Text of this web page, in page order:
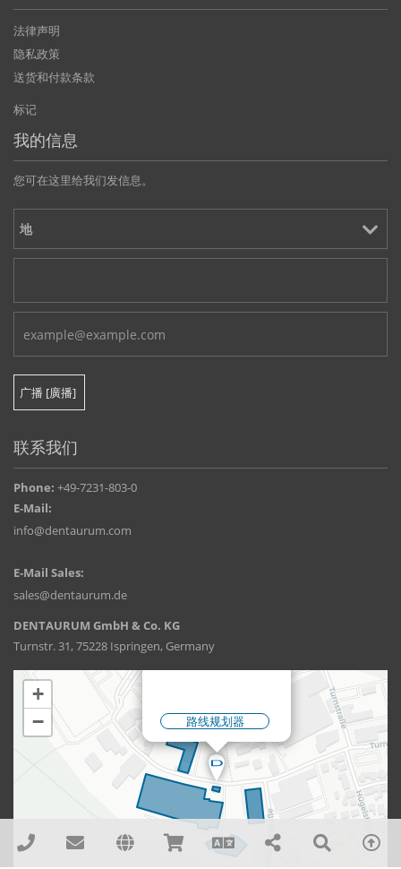
法律声明
隐私政策
送货和付款条款
标记
我的信息
您可在这里给我们发信息。
联系我们
Phone: +49-7231-803-0
E-Mail:
info@dentaurum.com
E-Mail Sales:
sales@dentaurum.de
DENTAURUM GmbH & Co. KG
Turnstr. 31, 75228 Ispringen, Germany